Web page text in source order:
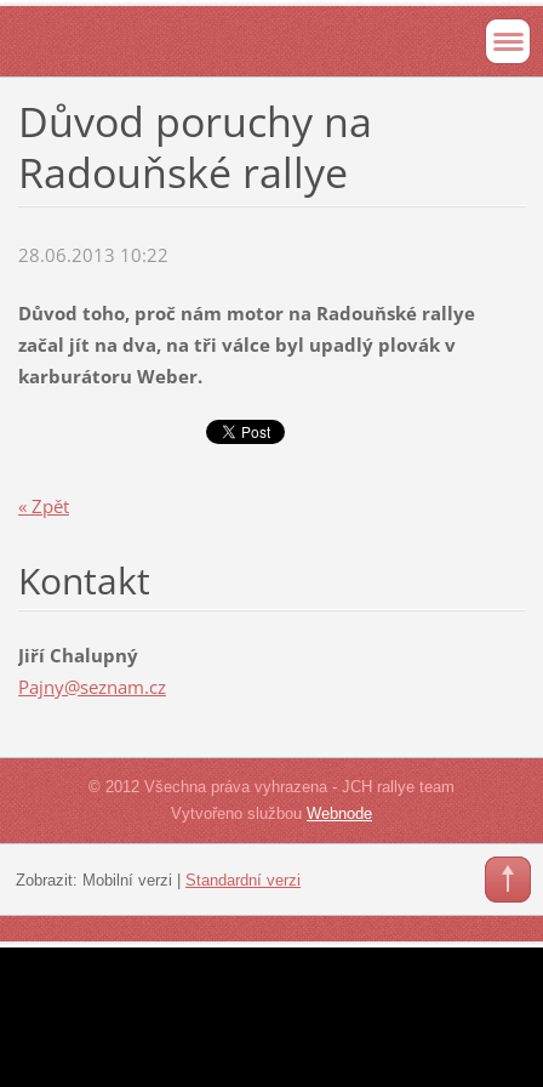
Důvod poruchy na
Radouňské rallye
28.06.2013 10:22
Důvod toho, proč nám motor na Radouňské rallye
začal jít na dva, na tři válce byl upadlý plovák v
karburátoru Weber.
« Zpět
Kontakt
Jiří Chalupný
Pajny@seznam.cz
© 2012 Všechna práva vyhrazena - JCH rallye team
Vytvořeno službou Webnode
Zobrazit: Mobilní verzi Standardní verzi